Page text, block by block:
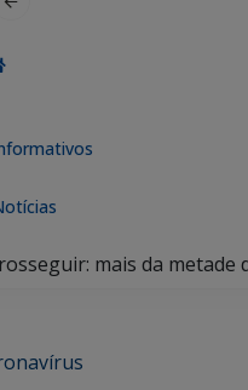
mais da metade